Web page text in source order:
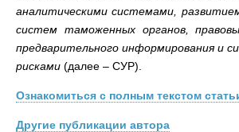
аналитическими системами,
систем таможенных органов,
предварительного информирования и
рисками (далее – СУР).
Ознакомиться с полным текстом
Другие публикации автора